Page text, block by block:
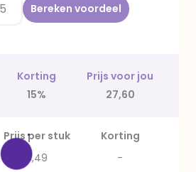
Bereken voordeel
Korting
Prijs voor jou
15% 27,60
Prijs per stuk
Korting
6,49
-